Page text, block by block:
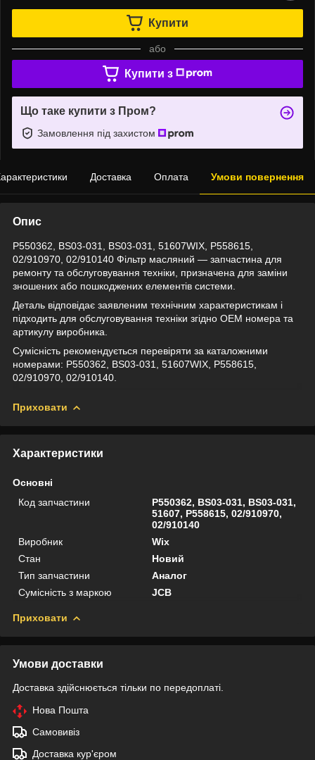
Купити
або
Купити з
Що таке купити з Пром?
Замовлення під захистом
Доставка Оплата Умови повернення
Опис
P550362, BS03-031, BS03-031, 51607WIX, P558615,
02/910970, 02/910140 Фільтр масляний — запчастина для
ремонту та обслуговування техніки, призначена для заміни
зношених або пошкоджених елементів системи.
Деталь відповідає заявленим технічним характеристикам і
підходить для обслуговування техніки згідно OEM номера та
артикулу виробника.
Сумісність рекомендується перевіряти за каталожними
номерами: P550362, BS03-031, 51607WIX, P558615,
02/910970, 02/910140.
Приховати
Характеристики
Основні
Код запчастини
P550362, BS03-031, BS03-031,
51607, P558615, 02/910970,
02/910140
Виробник
Wix
Стан
Новий
Тип запчастини
Аналог
Сумісність з маркою
JCB
Приховати
Умови доставки
Доставка здійснюється тільки по передоплаті.
Нова Пошта
Самовивіз
Доставка кур'єром